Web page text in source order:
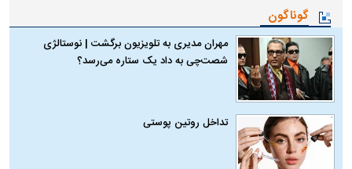
گوناگون
مهران مدیری به تلویزیون برگشت | نوستالژی
شصت‌چی به داد یک ستاره می‌رسد؟
تداخل روتین پوستی